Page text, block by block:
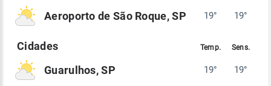
Aeroporto de São Roque, SP 19° 19°
Guarulhos, SP 19° 19°